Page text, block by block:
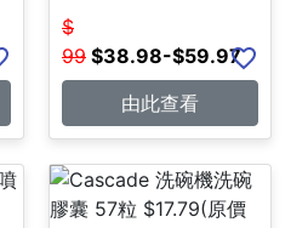
$
99 $38.98-$59.97
由此查看